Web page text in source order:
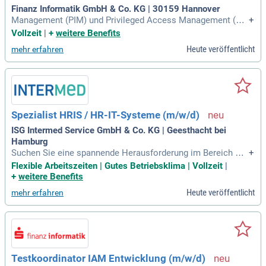
Finanz Informatik GmbH & Co. KG | 30159 Hannover
Management (PIM) und Privileged Access Management (PA
M) zusammen.
+
Vollzeit | + weitere Benefits
mehr erfahren Heute veröffentlicht
Spezialist HRIS / HR-IT-Systeme (m/w/d)
ISG Intermed Service GmbH & Co. KG | Geesthacht bei
Hamburg
Suchen Sie eine spannende Herausforderung im Bereich HR
IS? Als Spezialist für HR-IT-Systeme sind Sie die Schlüsselp
erson zwischen HR, IT und externen Partnern. Sie verantwor
und optimieren Prozesse mit modernen digitalen Lösungen.
Ihre Expertise ist gefragt, wenn es um die Betreuung und Ver
besserung unserer HR-Systemlandschaft geht. Zudem agier
en Sie als Ansprechpartner für interne Fachbereiche und ext
erne Dienstleister. Übernehmen Sie die Verantwortung, um
HR-Prozesse durch innovative IT-Lösungen effizienter zu ges
talten und werden Sie Teil unseres Teams!
+
Flexible Arbeitszeiten | Gutes Betriebsklima | Vollzeit
+ weitere Benefits
mehr erfahren Heute veröffentlicht
Testkoordinator IAM Entwicklung (m/w/d)